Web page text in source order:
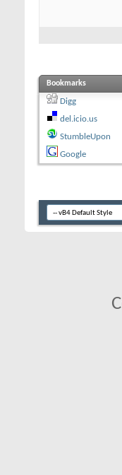
Bookmarks
Digg
del.icio.us
StumbleUpon
Google